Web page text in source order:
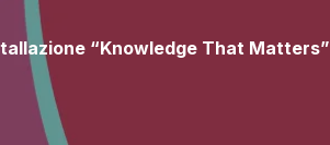
“Knowledge That Matters”